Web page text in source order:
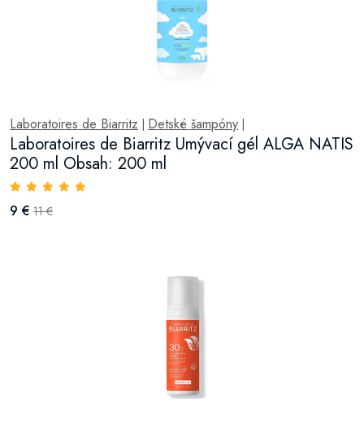
Laboratoires de Biarritz Detské šampóny
Laboratoires de Biarritz Umývací gél ALGA NATIS
200 ml Obsah: 200 ml
9 € 11 €